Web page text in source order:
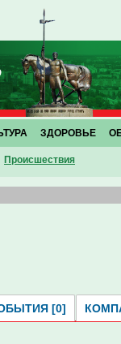
Проиcшествия
ЗДОРОВЬЕ
[0]